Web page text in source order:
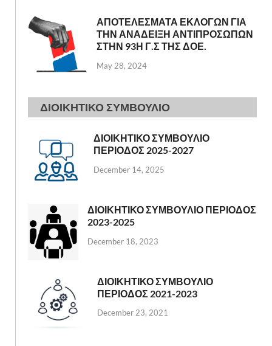
ΑΠΟΤΕΛΕΣΜΑΤΑ ΕΚΛΟΓΩΝ ΓΙΑ
ΤΗΝ ΑΝΑΔΕΙΞΗ ΑΝΤΙΠΡΟΣΩΠΩΝ
ΣΤΗΝ 93Η Γ.Σ ΤΗΣ ΔΟΕ.
May 28, 2024
ΔΙΟΙΚΗΤΙΚΟ ΣΥΜΒΟΥΛΙΟ
ΔΙΟΙΚΗΤΙΚΟ ΣΥΜΒΟΥΛΙΟ
ΠΕΡΙΟΔΟΣ 2025-2027
December 14, 2025
ΔΙΟΙΚΗΤΙΚΟ ΣΥΜΒΟΥΛΙΟ ΠΕΡΙΟΔΟΣ
2023-2025
December 18, 2023
ΔΙΟΙΚΗΤΙΚΟ ΣΥΜΒΟΥΛΙΟ
ΠΕΡΙΟΔΟΣ 2021-2023
December 23, 2021